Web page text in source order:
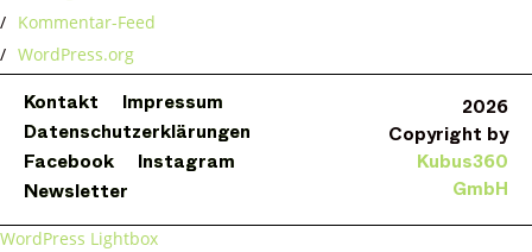
Kommentar-Feed
WordPress.org
Kontakt Impressum
Datenschutzerklärungen
Facebook Instagram
Newsletter
2026
Copyright by
Kubus360
GmbH
WordPress Lightbox